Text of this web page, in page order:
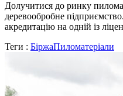
Долучитися до ринку
деревообробне
акредитацію на одній із
Теги : БіржаПиломатеріали